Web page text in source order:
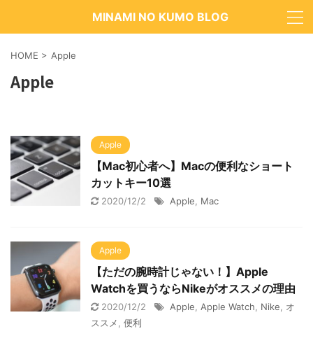
MINAMI NO KUMO BLOG
HOME > Apple
Apple
Apple
【Mac初心者へ】Macの便利なショート
カットキー10選
2020/12/2 Apple Mac
Apple
【ただの腕時計じゃない！】Apple
Watchを買うならNikeがオススメの理由
2020/12/2 Apple Apple Watch Nike
オ
ススメ
便利